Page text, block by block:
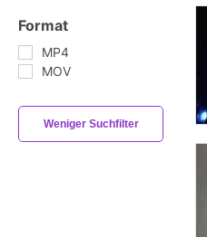
Format
MP4
MOV
Weniger Suchfilter